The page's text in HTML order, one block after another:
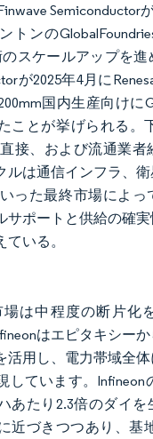
Semiconductor
トンの
のスケールアップを
が2025年4月に
国内生産向けに
ことが挙げられる。
接、および流通業者
ルは通信インフラ、
った最終市場によっ
サポートと供給の確
いる。
は中程度の断片化
はエピタキシー
活用し、電力帯域全
しています。Infineon
あたり2.3倍のダイを
近づきつつあり、基